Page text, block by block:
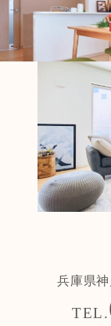
兵庫県
TEL.